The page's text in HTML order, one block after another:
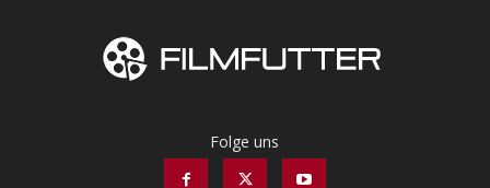
Folge uns